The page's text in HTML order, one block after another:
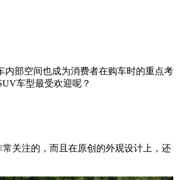
部空间也成为消费者在购车时的重点考
车型最受欢迎呢？
关注的，而且在原创的外观设计上，还